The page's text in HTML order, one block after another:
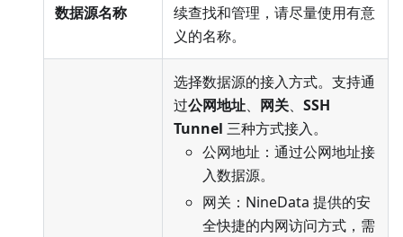
数据源名称
续查找和管理，请尽量使用有意
义的名称。
选择数据源的接入方式。支持通
过公网地址、 网关、 SSH
Tunnel 三种方式接入。
公网地址：通过公网地址接
入数据源。
网关：NineData 提供的安
全快捷的内网访问方式，需